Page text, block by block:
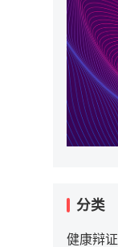
分类
健康辩证